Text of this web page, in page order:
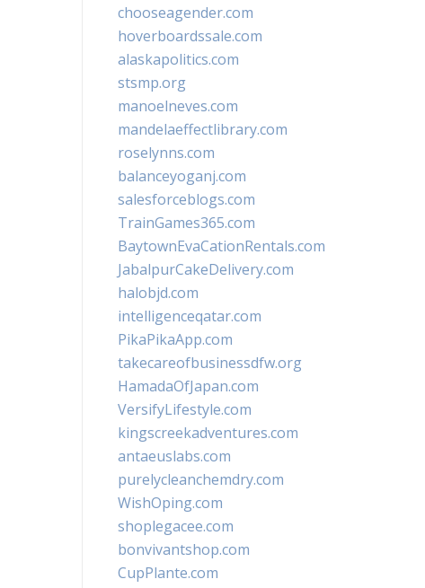
chooseagender.com
hoverboardssale.com
alaskapolitics.com
stsmp.org
manoelneves.com
mandelaeffectlibrary.com
roselynns.com
balanceyoganj.com
salesforceblogs.com
TrainGames365.com
BaytownEvaCationRentals.com
JabalpurCakeDelivery.com
halobjd.com
intelligenceqatar.com
PikaPikaApp.com
takecareofbusinessdfw.org
HamadaOfJapan.com
VersifyLifestyle.com
kingscreekadventures.com
antaeuslabs.com
purelycleanchemdry.com
WishOping.com
shoplegacee.com
bonvivantshop.com
CupPlante.com